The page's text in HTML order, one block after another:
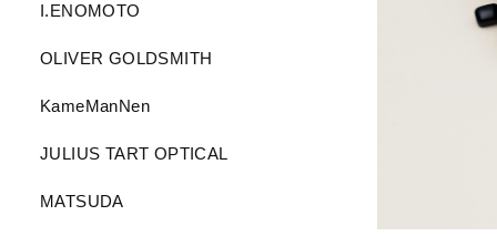
I.ENOMOTO
OLIVER GOLDSMITH
KameManNen
JULIUS TART OPTICAL
MATSUDA